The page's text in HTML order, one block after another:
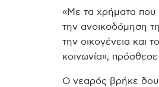
«Με τα χρήματα που
την ανοικοδόμηση
την οικογένεια και
κοινωνία»,
Ο νεαρός βρήκε